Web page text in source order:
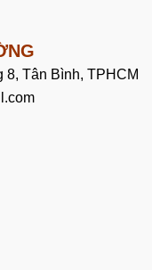
8, Tân Bình, TPHCM